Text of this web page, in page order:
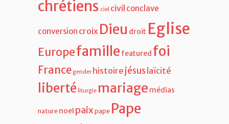
France gender histoire jésuslaïcité
liberté liturgiemariage médias
naturenoel paixpape
Pape
Françoispolitique religion
réforme sacrement saintetéSchuman
sexualitésociete / culture société